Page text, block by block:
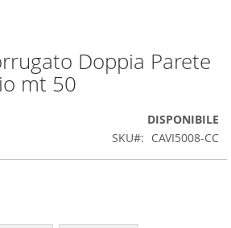
Doppia Parete
mt 50
DISPONIBILE
SKU
CAVI5008-CC